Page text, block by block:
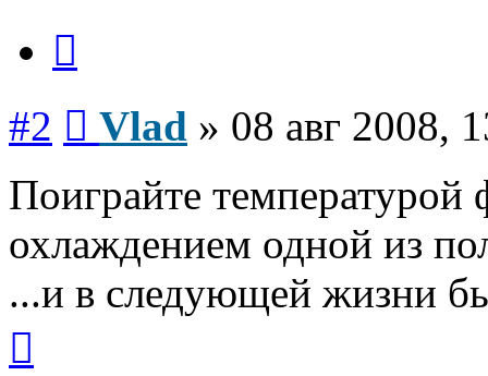
#2 Vlad » 08 авг 2008,
Поиграйте температурой
охлаждением одной из
...и в следующей жизни
началу